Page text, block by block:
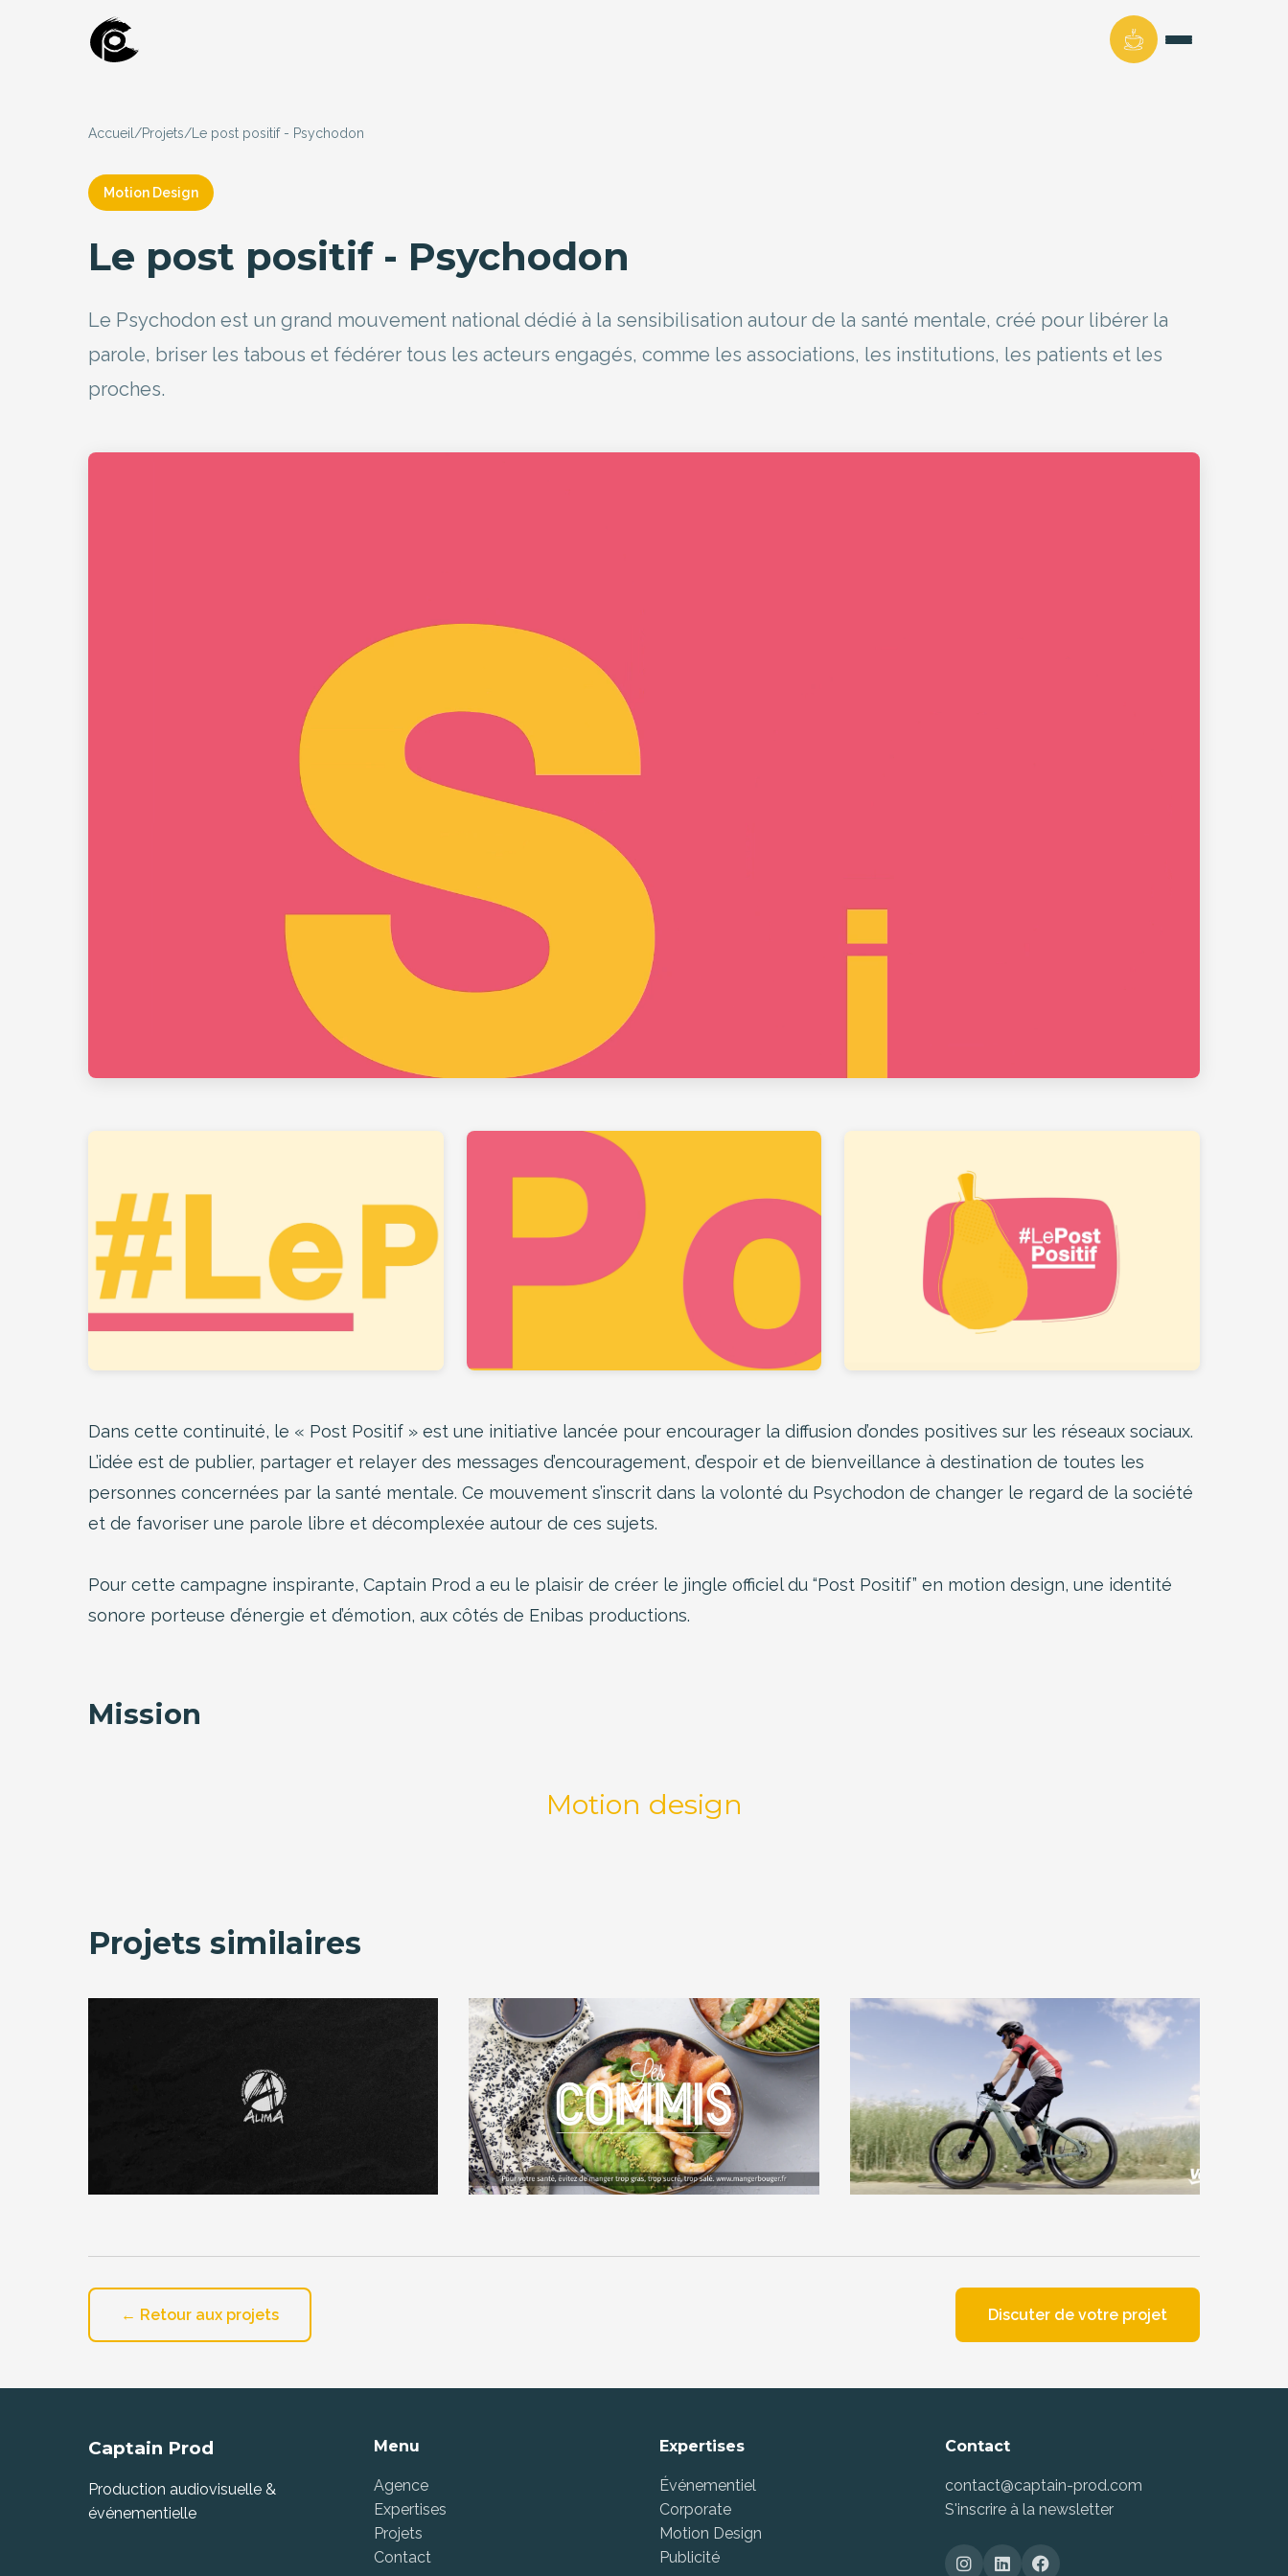
Accueil /Projets/ Le post positif - Psychodon
Motion Design
Le post positif - Psychodon
Le Psychodon est un grand mouvement national dédié à la sensibilisation autour de la santé mentale, créé pour libérer la
parole, briser les tabous et fédérer tous les acteurs engagés, comme les associations, les institutions, les patients et les
proches.
Dans cette continuité, le « Post Positif » est une initiative lancée pour encourager la diffusion d’ondes positives sur les réseaux sociaux.
L’idée est de publier, partager et relayer des messages d’encouragement, d’espoir et de bienveillance à destination de toutes les
personnes concernées par la santé mentale. Ce mouvement s’inscrit dans la volonté du Psychodon de changer le regard de la société
et de favoriser une parole libre et décomplexée autour de ces sujets.
Pour cette campagne inspirante, Captain Prod a eu le plaisir de créer le jingle officiel du “Post Positif” en motion design, une identité
sonore porteuse d’énergie et d’émotion, aux côtés de Enibas productions.
Mission
Motion design
Projets similaires
← Retour aux projets Discuter de votre projet
Captain Prod
Production audiovisuelle &
événementielle
Menu
Agence
Expertises
Projets
Contact
Expertises
Événementiel
Corporate
Motion Design
Publicité
Contact
contact@captain-prod.com
S'inscrire à la newsletter